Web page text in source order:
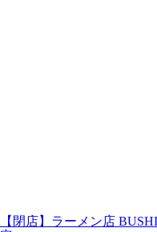
【閉店】ラーメン店